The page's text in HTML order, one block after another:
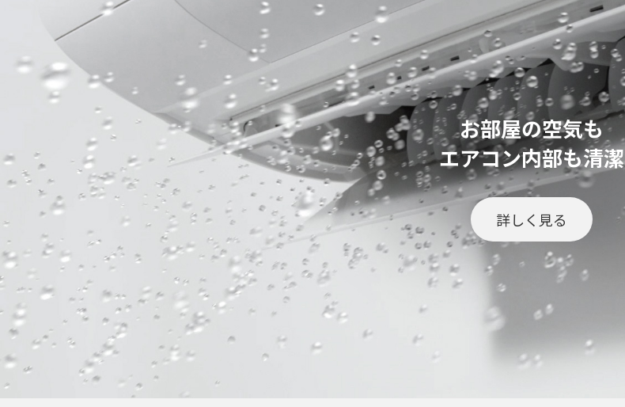
お部屋の空気も
エアコン内部も清潔
詳しく見る